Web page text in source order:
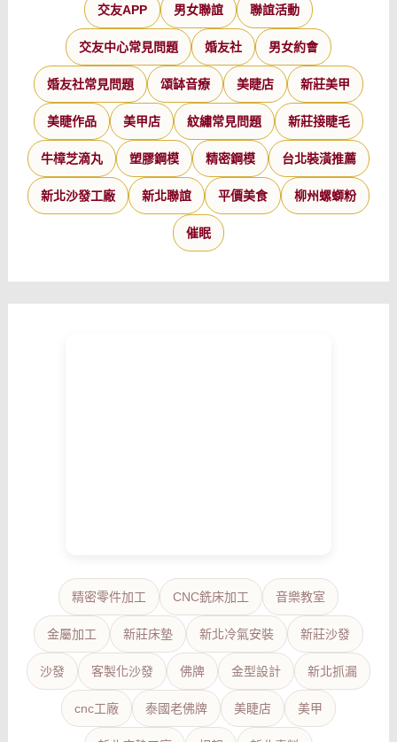
交友APP 男女聯誼 聯誼活動
交友中心常見問題 婚友社 男女約會
婚友社常見問題 頌缽音療 美睫店 新莊美甲
美睫作品 美甲店 紋繡常見問題 新莊接睫毛
牛樟芝滴丸 塑膠鋼模 精密鋼模 台北裝潢推薦
新北沙發工廠 新北聯誼 平價美食 柳州螺螄粉
催眠
精密零件加工 CNC銑床加工 音樂教室
金屬加工 新莊床墊 新北冷氣安裝 新莊沙發
沙發 客製化沙發 佛牌 金型設計 新北抓漏
cnc工廠 泰國老佛牌 美睫店 美甲